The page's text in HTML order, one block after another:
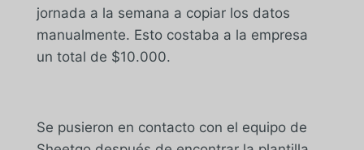
jornada a la semana a copiar los datos
manualmente. Esto costaba a la empresa
un total de $10.000.
Se pusieron en contacto con el equipo de